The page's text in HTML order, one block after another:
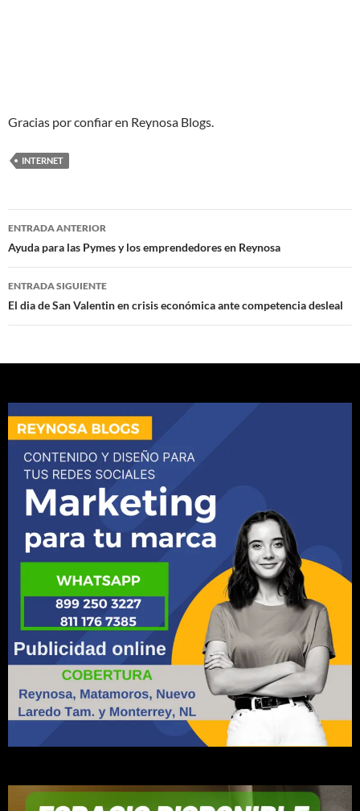
Gracias por confiar en Reynosa Blogs.
INTERNET
Navegación
de
entradas
ENTRADA ANTERIOR
Ayuda para las Pymes y los emprendedores en Reynosa
ENTRADA SIGUIENTE
El dia de San Valentin en crisis económica ante competencia desleal